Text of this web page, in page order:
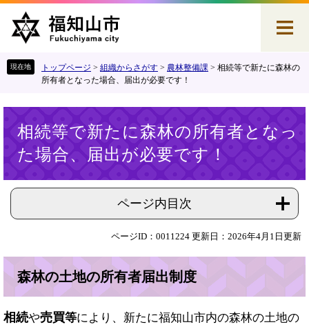
す
し
トップページ > 組織からさがす > 農林整備課 > 相続等で新たに森林の
所有者となった場合、届出が必要です！
相続等で新たに森林の所有者となっ
た場合、届出が必要です！
ページ内目次
ページID：0011224 更新日：2026年4月1日更新
森林の土地の所有者届出制度
相続や売買等により、新たに福知山市内の森林の土地の